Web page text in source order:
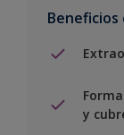
Beneficios
y